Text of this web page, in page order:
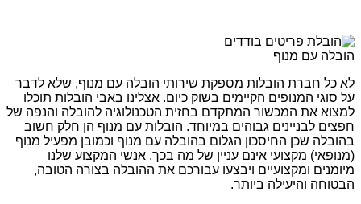
הובלה עם מנוף
לא כל חברת הובלות מספקת שירותי הובלה עם מנוף, שלא לדבר
על סוגי המנופים הקיימים בשוק כיום. אצלינו באבי הובלות תוכלו
למצוא את המכשור המתקדם בחזית הטכנולוגיה להובלה והנפה של
חפצים לבניינים גבוהים במיוחד. הובלות עם מנוף הן חלק חשוב
בהובלה שכן החיסכון הגלום בהובלה עם מנוף וכמובן מפעיל מנוף
(מנופאי) מקצועי אינם עניין של מה בכך. אנשי המקצוע שלנו
מיומנים ומקצועיים ויבצעו עבורכם את ההובלה בצורה הטובה,
הבטוחה והיעילה ביותר.